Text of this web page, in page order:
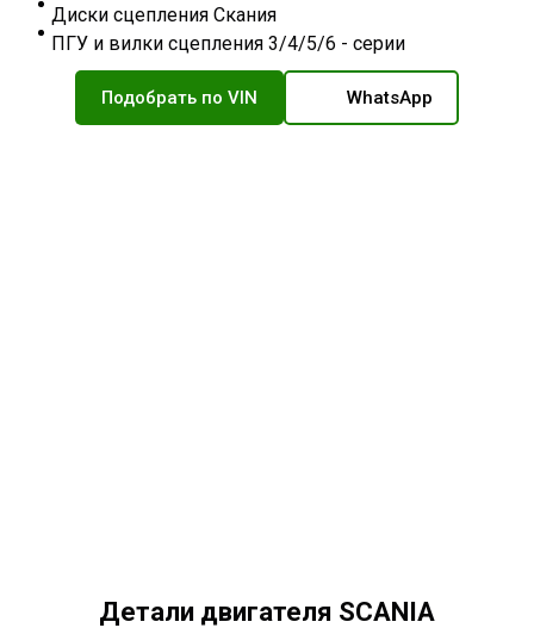
Диски сцепления Скания
ПГУ и вилки сцепления 3/4/5/6 - серии
Подобрать по VIN WhatsApp
Детали двигателя SCANIA